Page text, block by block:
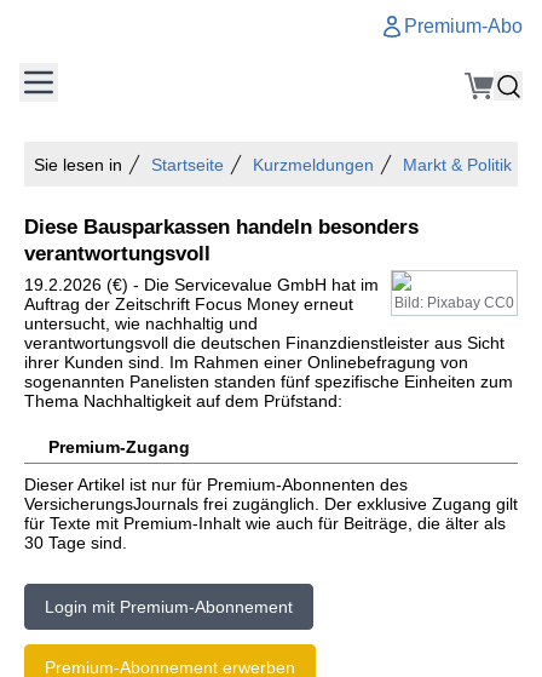
Premium-Abo
Sie lesen in Startseite Kurzmeldungen Markt & Politik
Diese Bausparkassen handeln besonders
verantwortungsvoll
Bild: Pixabay CC0
19.2.2026 (€) - Die Servicevalue GmbH hat im
Auftrag der Zeitschrift Focus Money erneut
untersucht, wie nachhaltig und
verantwortungsvoll die deutschen Finanzdienstleister aus Sicht
ihrer Kunden sind. Im Rahmen einer Onlinebefragung von
sogenannten Panelisten standen fünf spezifische Einheiten zum
Thema Nachhaltigkeit auf dem Prüfstand:
Premium-Zugang
Dieser Artikel ist nur für Premium-Abonnenten des
VersicherungsJournals frei zugänglich. Der exklusive Zugang gilt
für Texte mit Premium-Inhalt wie auch für Beiträge, die älter als
30 Tage sind.
Login mit Premium-Abonnement
Premium-Abonnement erwerben